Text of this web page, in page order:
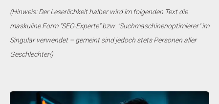
(Hinweis: Der Leserlichkeit halber wird im folgenden Text die
maskuline Form "SEO-Experte" bzw. "Suchmaschinenoptimierer" im
Singular verwendet – gemeint sind jedoch stets Personen aller
Geschlechter!)